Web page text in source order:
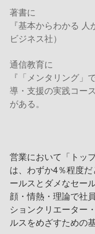
著書に
『基本からわかる
ビジネス社）
通信教育に
『「メンタリング」
導・支援の実践コー
がある。
営業において「トッ
は、わずか4％程度
ールスとダメなセー
顔・情熱・理論で社
ションクリエーター
ルスをめざすための